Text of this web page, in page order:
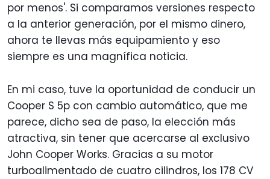
por menos'. Si comparamos versiones respecto
a la anterior generación, por el mismo dinero,
ahora te llevas más equipamiento y eso
siempre es una magnífica noticia.
En mi caso, tuve la oportunidad de conducir un
Cooper S 5p con cambio automático, que me
parece, dicho sea de paso, la elección más
atractiva, sin tener que acercarse al exclusivo
John Cooper Works. Gracias a su motor
turboalimentado de cuatro cilindros, los 178 CV